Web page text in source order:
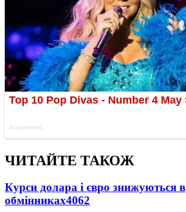
ЧИТАЙТЕ ТАКОЖ
Курси долара і євро знижуються в
обмінниках4062